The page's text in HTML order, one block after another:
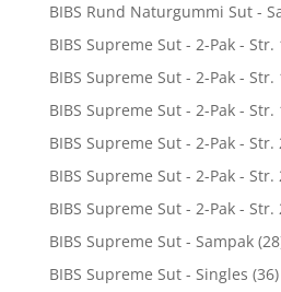
BIBS Rund Naturgummi Sut -
BIBS Supreme Sut - 2-Pak - Str.
BIBS Supreme Sut - 2-Pak -
BIBS Supreme Sut - 2-Pak - Str.
BIBS Supreme Sut - 2-Pak - Str.
BIBS Supreme Sut - 2-Pak -
BIBS Supreme Sut - 2-Pak - Str.
BIBS Supreme Sut - Sampak
BIBS Supreme Sut - Singles (36)